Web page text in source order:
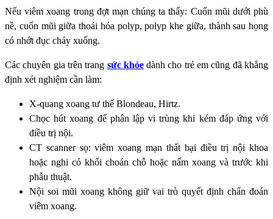
Nếu viêm xoang trong đợt mạn chúng ta thấy: Cuốn mũi dưới phù
nề, cuốn mũi giữa thoái hóa polyp, polyp khe giữa, thành sau họng
có nhớt đục chảy xuống.
Các chuyên gia trên trang sức khỏe dành cho trẻ em cũng đã khẳng
định xét nghiệm cần làm:
X-quang xoang tư thế Blondeau, Hirtz.
Chọc hút xoang để phân lập vi trùng khi kém đáp ứng với
điều trị nội.
CT scanner sọ: viêm xoang mạn thất bại điều trị nội khoa
hoặc nghi có khối choán chỗ hoặc nấm xoang và trước khi
phẫu thuật.
Nội soi mũi xoang không giữ vai trò quyết định chẩn đoán
viêm xoang.